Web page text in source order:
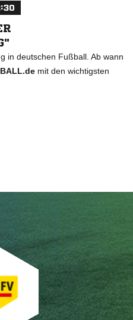
in deutschen Fußball. Ab wann
mit den wichtigsten